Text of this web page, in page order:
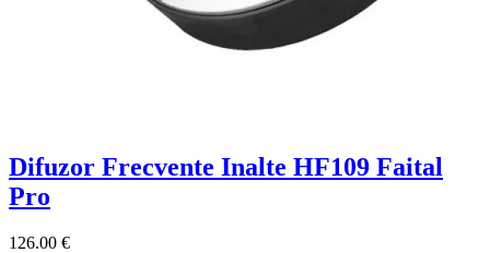
Difuzor Frecvente Inalte HF109 Faital
Pro
126.00 €